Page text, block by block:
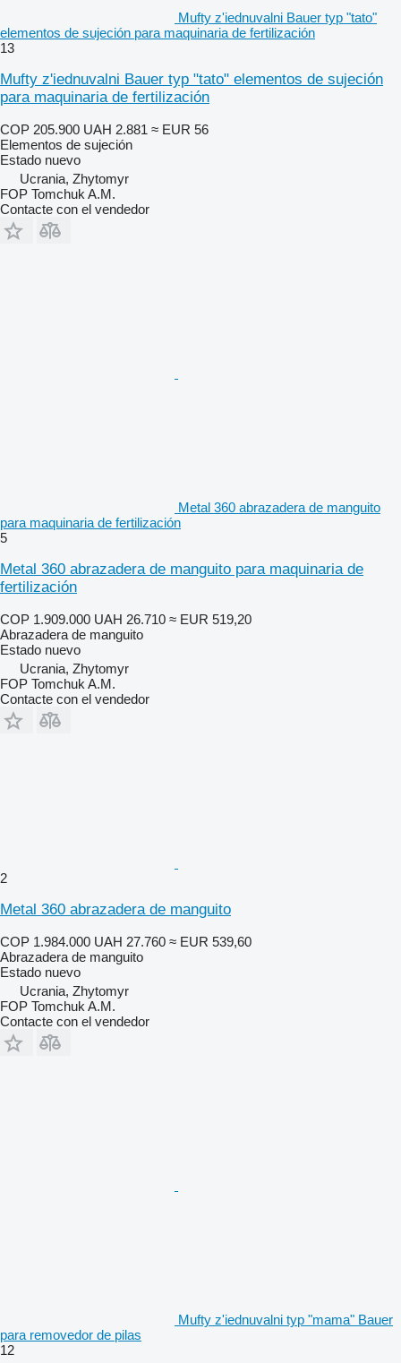
Mufty z'iednuvalni Bauer typ "tato"
elementos de sujeción para maquinaria de fertilización
13
Mufty z'iednuvalni Bauer typ "tato" elementos de sujeción
para maquinaria de fertilización
COP 205.900 UAH 2.881 ≈ EUR 56
Elementos de sujeción
Estado nuevo
Ucrania, Zhytomyr
FOP Tomchuk A.M.
Contacte con el vendedor
Metal 360 abrazadera de manguito
para maquinaria de fertilización
5
Metal 360 abrazadera de manguito para maquinaria de
fertilización
COP 1.909.000 UAH 26.710 ≈ EUR 519,20
Abrazadera de manguito
Estado nuevo
Ucrania, Zhytomyr
FOP Tomchuk A.M.
Contacte con el vendedor
2
Metal 360 abrazadera de manguito
COP 1.984.000 UAH 27.760 ≈ EUR 539,60
Abrazadera de manguito
Estado nuevo
Ucrania, Zhytomyr
FOP Tomchuk A.M.
Contacte con el vendedor
Mufty z'iednuvalni typ "mama" Bauer
para removedor de pilas
12